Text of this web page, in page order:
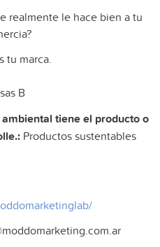
realmente le hace bien a tu
tu marca.
B
tiene el producto o
Productos sustentables